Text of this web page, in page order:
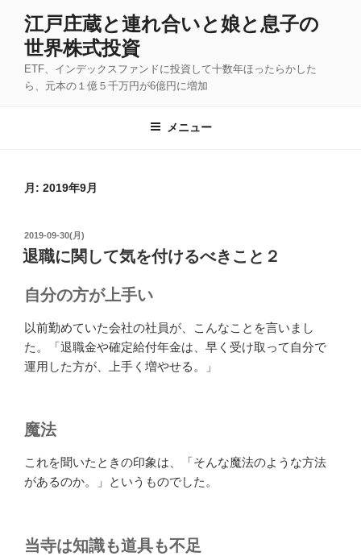
江戸庄蔵と連れ合いと娘と息子の
世界株式投資
ETF、インデックスファンドに投資して十数年ほったらかした
ら、元本の１億５千万円が6億円に増加
メニュー
月: 2019年9月
投
稿
日:
2019-09-30(月)
退職に関して気を付けるべきこと２
自分の方が上手い
以前勤めていた会社の社員が、こんなことを言いまし
た。「退職金や確定給付年金は、早く受け取って自分で
運用した方が、上手く増やせる。」
魔法
これを聞いたときの印象は、「そんな魔法のような方法
があるのか。」というものでした。
当寺は知識も道具も不足